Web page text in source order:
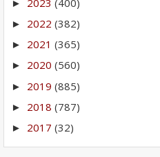
►
► 2022 (382)
► 2021 (365)
► 2020 (560)
► 2019 (885)
► 2018 (787)
► 2017 (32)